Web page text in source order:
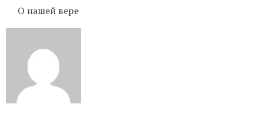
О нашей вере